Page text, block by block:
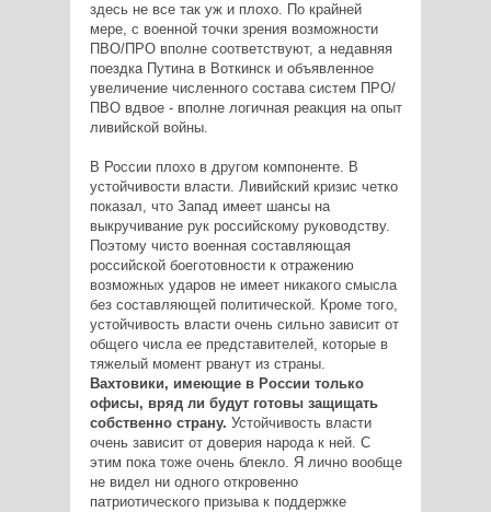
здесь не все так уж и плохо. По крайней
мере, с военной точки зрения возможности
ПВО/ПРО вполне соответствуют, а недавняя
поездка Путина в Воткинск и объявленное
увеличение численного состава систем ПРО/
ПВО вдвое - вполне логичная реакция на опыт
ливийской войны.
В России плохо в другом компоненте. В
устойчивости власти. Ливийский кризис четко
показал, что Запад имеет шансы на
выкручивание рук российскому руководству.
Поэтому чисто военная составляющая
российской боеготовности к отражению
возможных ударов не имеет никакого смысла
без составляющей политической. Кроме того,
устойчивость власти очень сильно зависит от
общего числа ее представителей, которые в
тяжелый момент рванут из страны.
Вахтовики, имеющие в России только
офисы, вряд ли будут готовы защищать
собственно страну. Устойчивость власти
очень зависит от доверия народа к ней. С
этим пока тоже очень блекло. Я лично вообще
не видел ни одного откровенно
патриотического призыва к поддержке